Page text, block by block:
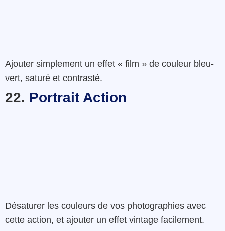
Ajouter simplement un effet « film » de couleur bleu-
vert, saturé et contrasté.
22. Portrait Action
Désaturer les couleurs de vos photographies avec
cette action, et ajouter un effet vintage facilement.